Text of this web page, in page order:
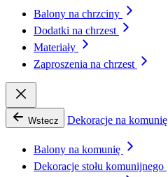
Balony na chrzciny
Dodatki na chrzest
Materiały
Zaproszenia na chrzest
Wstecz Dekoracje na komunię
Balony na komunię
Dekoracje stołu komunijnego